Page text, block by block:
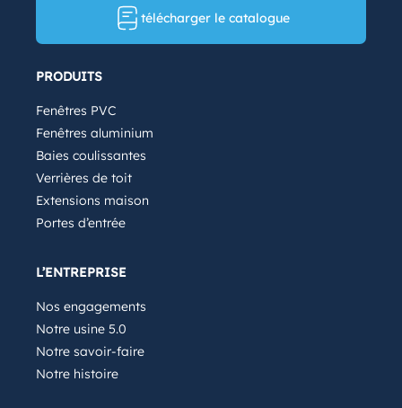
PRODUITS
Fenêtres PVC
Fenêtres aluminium
Baies coulissantes
Verrières de toit
Extensions maison
Portes d’entrée
L’ENTREPRISE
Nos engagements
Notre usine 5.0
Notre savoir-faire
Notre histoire
télécharger le catalogue